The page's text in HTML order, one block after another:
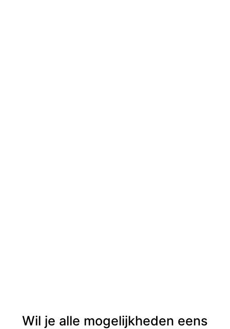
Wil je alle mogelijkheden eens